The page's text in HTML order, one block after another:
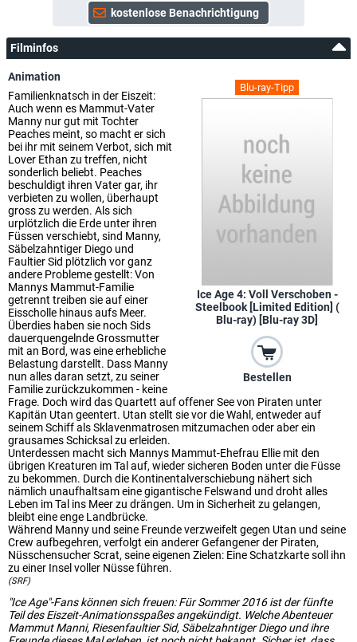
Filminfos
Blu-ray-Tipp
Ice Age 4: Voll Verschoben -
Steelbook [Limited Edition] (
Blu-ray) [Blu-ray 3D]
Bestellen
Animation
Familienknatsch in der Eiszeit:
Auch wenn es Mammut-Vater
Manny nur gut mit Tochter
Peaches meint, so macht er sich
bei ihr mit seinem Verbot, sich mit
Lover Ethan zu treffen, nicht
sonderlich beliebt. Peaches
beschuldigt ihren Vater gar, ihr
verbieten zu wollen, überhaupt
gross zu werden. Als sich
urplötzlich die Erde unter ihren
Füssen verschiebt, sind Manny,
Säbelzahntiger Diego und
Faultier Sid plötzlich vor ganz
andere Probleme gestellt: Von
Mannys Mammut-Familie
getrennt treiben sie auf einer
Eisscholle hinaus aufs Meer.
Überdies haben sie noch Sids
dauerquengelnde Grossmutter
mit an Bord, was eine erhebliche
Belastung darstellt. Dass Manny
nun alles daran setzt, zu seiner
Familie zurückzukommen - keine
Frage. Doch wird das Quartett auf offener See von Piraten unter
Kapitän Utan geentert. Utan stellt sie vor die Wahl, entweder auf
seinem Schiff als Sklavenmatrosen mitzumachen oder aber ein
grausames Schicksal zu erleiden.
Unterdessen macht sich Mannys Mammut-Ehefrau Ellie mit den
übrigen Kreaturen im Tal auf, wieder sicheren Boden unter die Füsse
zu bekommen. Durch die Kontinentalverschiebung nähert sich
nämlich unaufhaltsam eine gigantische Felswand und droht alles
Leben im Tal ins Meer zu drängen. Um in Sicherheit zu gelangen,
bleibt eine enge Landbrücke.
Während Manny und seine Freunde verzweifelt gegen Utan und seine
Crew aufbegehren, verfolgt ein anderer Gefangener der Piraten,
Nüsschensucher Scrat, seine eigenen Zielen: Eine Schatzkarte soll ihn
zu einer Insel voller Nüsse führen.
(SRF)
"Ice Age"-Fans können sich freuen: Für Sommer 2016 ist der fünfte
Teil des Eiszeit-Animationsspaßes angekündigt. Welche Abenteuer
Mammut Manni, Riesenfaultier Sid, Säbelzahntiger Diego und ihre